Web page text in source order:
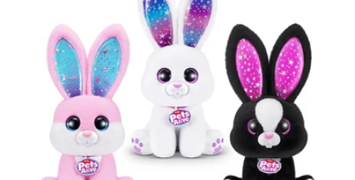
Cari kursi kantor
Cari tumbler
Cari meja lipat
Cari rak buku
Cari tangga
Cari tempat sampah
Cari lemari pakaian
Cari rak besi
Cari meja